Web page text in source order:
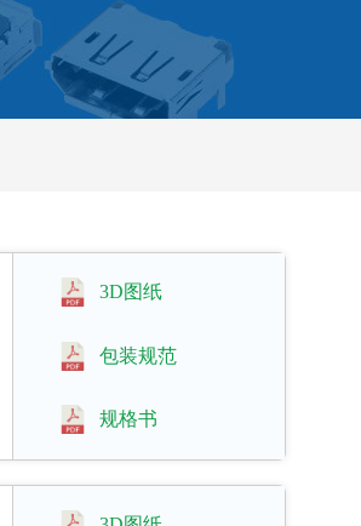
3D图纸
包装规范
规格书